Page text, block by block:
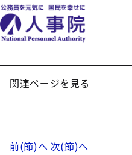
関連ページを見る
前(節)へ 次(節)へ